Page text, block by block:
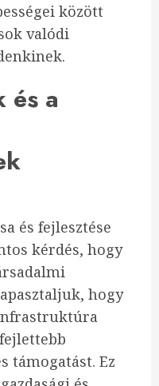
között
valódi
és a
és fejlesztése
kérdés, hogy
hogy
támogatást. Ez